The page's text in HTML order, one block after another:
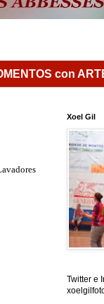
con
Xoel Gil
Twitter e